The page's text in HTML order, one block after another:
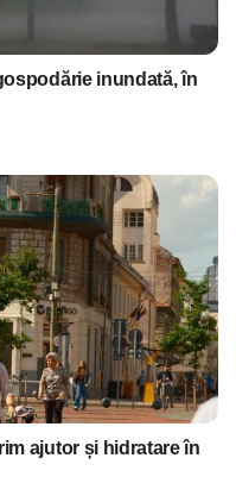
inundată, în
ajutor și hidratare în